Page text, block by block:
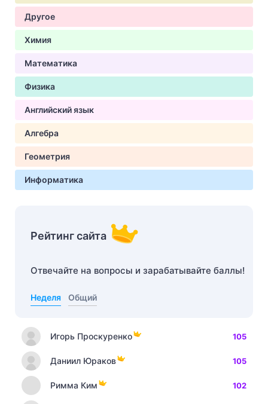
Другое
Химия
Математика
Физика
Английский язык
Алгебра
Геометрия
Информатика
Рейтинг сайта
Отвечайте на вопросы и зарабатывайте баллы!
Неделя Общий
Игорь Проскуренко 105
Даниил Юраков 105
Римма Ким 102